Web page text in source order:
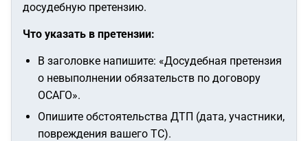
досудебную претензию.
Что указать в претензии:
В заголовке напишите: «Досудебная претензия
о невыполнении обязательств по договору
ОСАГО».
Опишите обстоятельства ДТП (дата, участники,
повреждения вашего ТС).